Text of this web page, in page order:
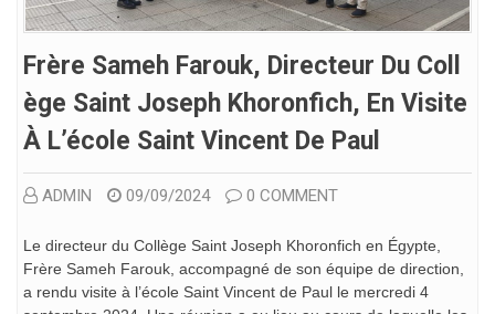
Frère Sameh Farouk, Directeur Du Coll
Ège Saint Joseph Khoronfich, En Visite
À L’école Saint Vincent De Paul
ADMIN 09/09/2024 0 COMMENT
Le directeur du Collège Saint Joseph Khoronfich en Égypte,
Frère Sameh Farouk, accompagné de son équipe de direction,
a rendu visite à l’école Saint Vincent de Paul le mercredi 4